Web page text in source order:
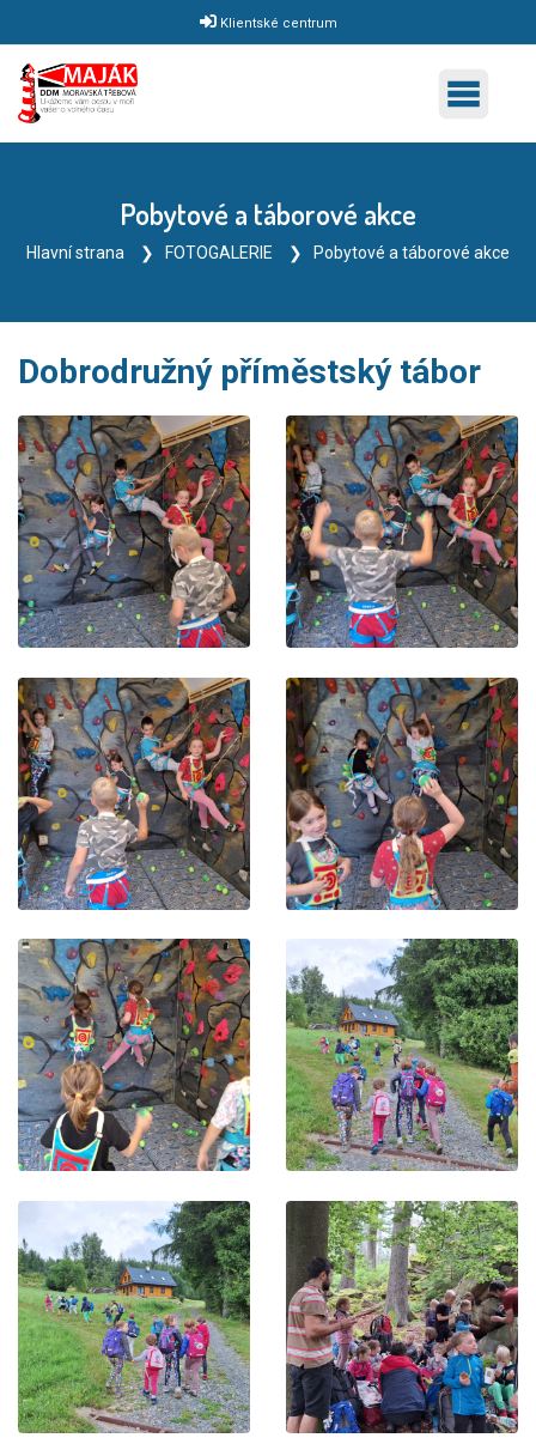
Klientské centrum
Pobytové a táborové akce
Hlavní strana FOTOGALERIE Pobytové a táborové akce
Dobrodružný příměstský tábor